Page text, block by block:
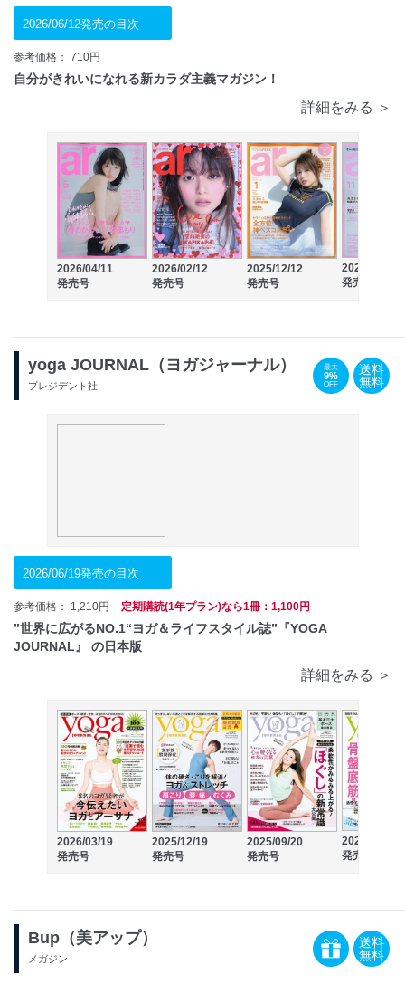
2026/06/12発売の目次
参考価格： 710円
自分がきれいになれる新カラダ主義マガジン！
詳細をみる ＞
2026/04/11
発売号
2026/02/12
発売号
2025/12/12
発売号
2025/10/10
発売号
yoga JOURNAL（ヨガジャーナル）
プレジデント社
最大
9%
OFF
送料
無料
2026/06/19発売の目次
参考価格： 1,210円 定期購読(1年プラン)なら1冊：1,100円
”世界に広がるNO.1“ヨガ＆ライフスタイル誌”『YOGA
JOURNAL』 の日本版
詳細をみる ＞
2026/03/19
発売号
2025/12/19
発売号
2025/09/20
発売号
2025/06/20
発売号
Bup（美アップ）
メガジン
送料
無料